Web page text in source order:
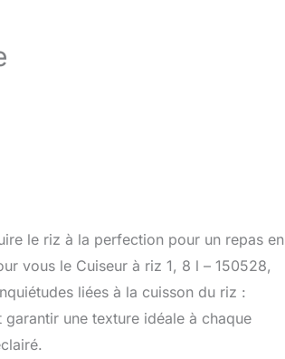
le riz à la perfection pour un repas en
vous le Cuiseur à riz 1, 8 l – 150528,
liées à la cuisson du riz :
une texture idéale à chaque